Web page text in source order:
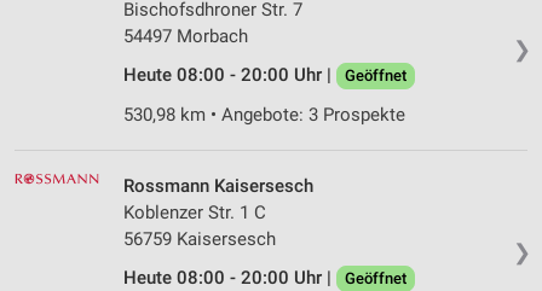
❯
Bischofsdhroner Str. 7
54497 Morbach
Heute 08:00 - 20:00 Uhr |
Geöffnet
530,98 km • Angebote: 3 Prospekte
❯
Rossmann Kaisersesch
Koblenzer Str. 1 C
56759 Kaisersesch
Heute 08:00 - 20:00 Uhr |
Geöffnet